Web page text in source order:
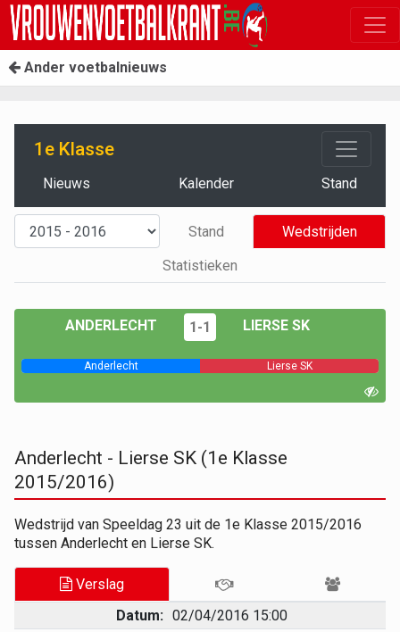
Ander voetbalnieuws
1e Klasse
Nieuws Kalender Stand
Stand
Wedstrijden
Statistieken
ANDERLECHT 1-1 LIERSE SK
Anderlecht Lierse SK
Anderlecht - Lierse SK (1e Klasse
2015/2016)
Wedstrijd van Speeldag 23 uit de 1e Klasse 2015/2016
tussen Anderlecht en Lierse SK.
Verslag
Datum: 02/04/2016 15:00